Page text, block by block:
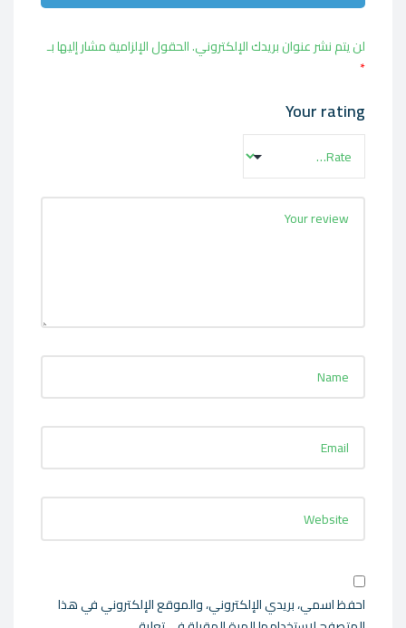
لن يتم نشر عنوان بريدك الإلكتروني.الحقول الإلزامية مشار إليها بـ
*
Your rating
احفظ اسمي، بريدي الإلكتروني، والموقع الإلكتروني في هذا